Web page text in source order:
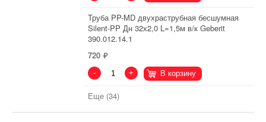
Труба PP-MD двухраструбная бесшумная
Silent-PP Дн 32х2,0 L=1,5м в/к Geberit
390.012.14.1
720
- + В корзину
Еще (34)